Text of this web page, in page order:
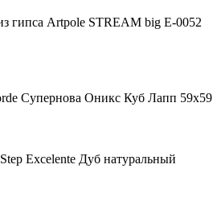
гипса Artpole STREAM big E-0052
Супернова Оникс Куб Лапп 59х59
Excelente Дуб натуральный